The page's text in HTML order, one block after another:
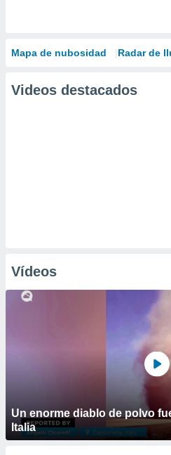
Mapa de nubosidad Radar de
Videos destacados
Vídeos
Un enorme diablo de polvo
Italia